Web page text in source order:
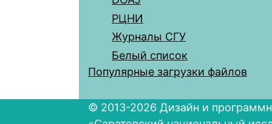
РЦНИ
Журналы СГУ
Белый список
Популярные загрузки файлов
© 2013-2026 Дизайн и